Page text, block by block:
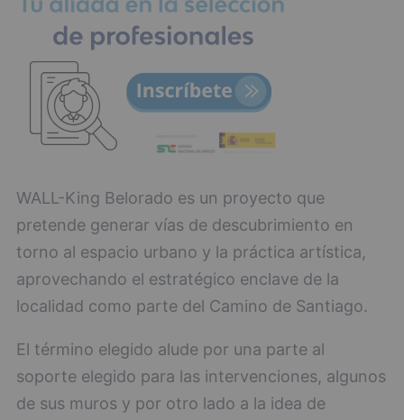
WALL-King Belorado es un proyecto que
pretende generar vías de descubrimiento en
torno al espacio urbano y la práctica artística,
aprovechando el estratégico enclave de la
localidad como parte del Camino de Santiago.
El término elegido alude por una parte al
soporte elegido para las intervenciones, algunos
de sus muros y por otro lado a la idea de